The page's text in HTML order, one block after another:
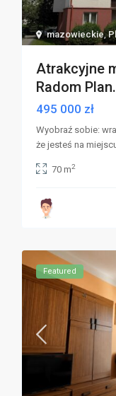
mazowieckie,
Atrakcyjne
Radom
495 000 zł
Wyobraź sobie:
że jesteś na
70 m2
Featured